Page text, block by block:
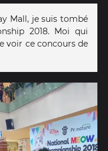
Mall, je suis tombé
2018. Moi qui
voir ce concours de